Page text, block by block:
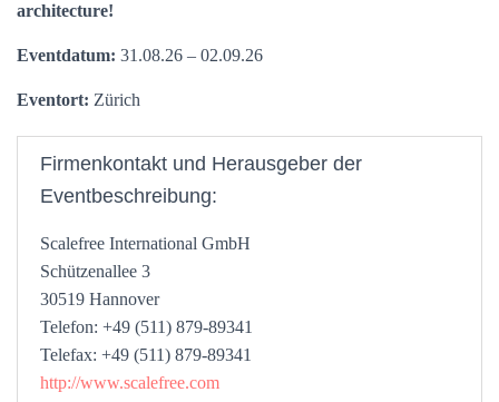
architecture!
Eventdatum: 31.08.26 – 02.09.26
Eventort: Zürich
Firmenkontakt und Herausgeber der
Eventbeschreibung:
Scalefree International GmbH
Schützenallee 3
30519 Hannover
Telefon: +49 (511) 879-89341
Telefax: +49 (511) 879-89341
http://www.scalefree.com